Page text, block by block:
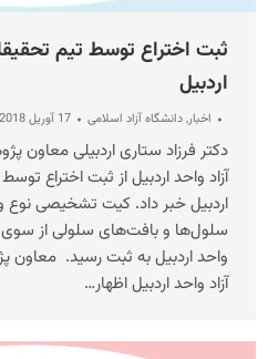
ثبت اختراع توسط تیم
اردبیل
اخبار,دانشگاه آزاد اسلامی 17 آوریل 2018
دکتر فرزاد ستاری اردبیلی معاون
آزاد واحد اردبیل از ثبت اختراع
اردبیل خبر داد. کیت تشخیصی نوع
سلول‌‌ها و بافت‌‌های سلولی از سوی
واحد اردبیل به ثبت رسید. معاون
آزاد واحد اردبیل اظهار…